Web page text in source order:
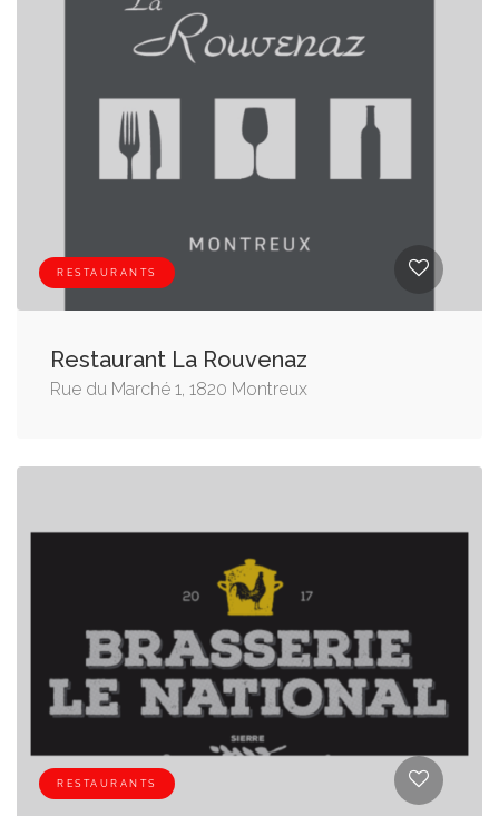
RESTAURANTS
Restaurant La Rouvenaz
Rue du Marché 1, 1820 Montreux
RESTAURANTS